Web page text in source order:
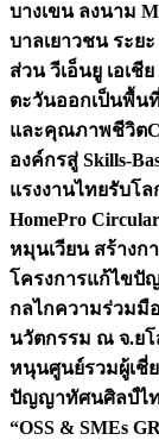
บางเขน ลงนาม
บาลเยาวชน ระยะ
ส่วน วีเอ็นยู เอเ
ตะวันออกเป็นพื้น
และคุณภาพชีวิต
องค์กรสู่ Skills-
แรงงานไทยรับโ
HomePro
หมุนเวียน สร้างก
โครงการแก้ไขปั
กลไกความร่วมมื
นวัตกรรม ณ จ.ยโ
หนุนศูนย์รวมผู้เชี่
ปัญญาทัศนศิลป์ไ
“OSS & SMEs